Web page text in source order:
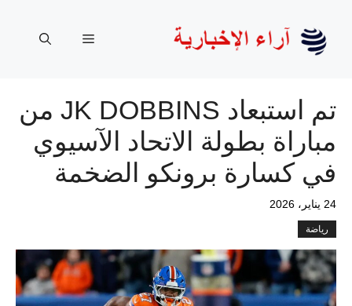
المحتوى
القائمة
تم استبعاد JK DOBBINS من
مباراة بطولة الاتحاد الآسيوي
في كسارة برونكو الضخمة
24 يناير، 2026
رياضة